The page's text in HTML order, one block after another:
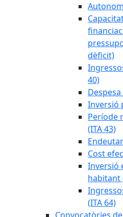
dèficit)
40)
Inversió
Període
(ITA 43)
Cost
Inversió
habitant
(ITA 64)